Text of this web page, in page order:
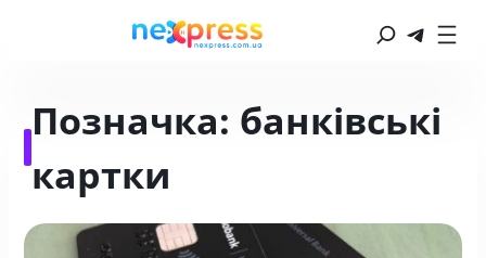
Позначка: банківські
картки